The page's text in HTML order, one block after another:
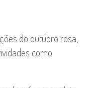
do outubro rosa,
como